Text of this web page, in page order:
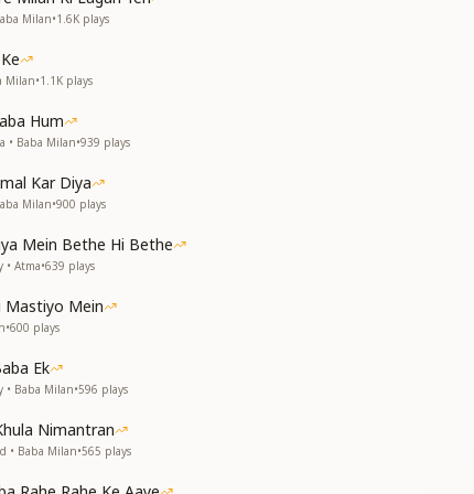
and the stars
peace
and the stars
peace
light prevail
eternally
light prevail
Supreme Abode
Milan•1.6K plays
Milan•1.1K plays
Hum
• Baba Milan•939 plays
Kar Diya
Milan•900 plays
Mein Bethe Hi Bethe
• Atma•639 plays
Mastiyo Mein
•600 plays
Ek
• Baba Milan•596 plays
Nimantran
• Baba Milan•565 plays